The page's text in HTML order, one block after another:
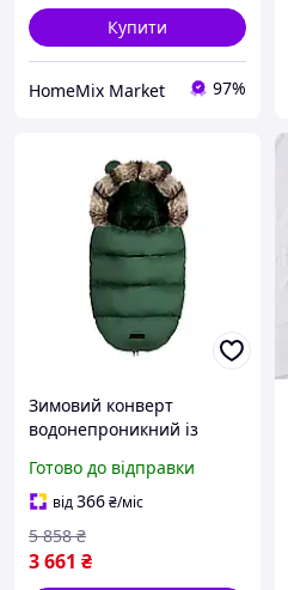
Купити
HomeMix Market 97%
Зимовий конверт
водонепроникний із
48 см Elmi GN-5976
Готово до відправки
від366₴/міс
3 661 ₴
5 858 ₴